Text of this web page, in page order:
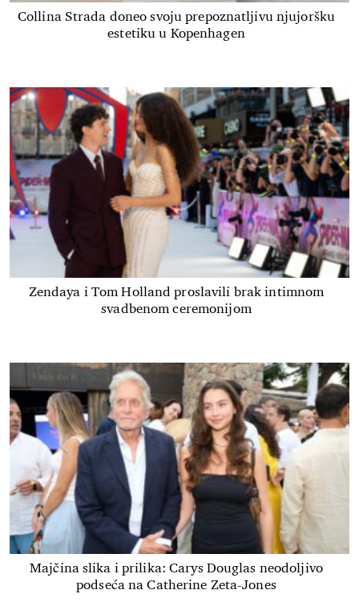
Collina Strada doneo svoju prepoznatljivu njujoršku
estetiku u Kopenhagen
Zendaya i Tom Holland proslavili brak intimnom
svadbenom ceremonijom
Majčina slika i prilika: Carys Douglas neodoljivo
podseća na Catherine Zeta-Jones